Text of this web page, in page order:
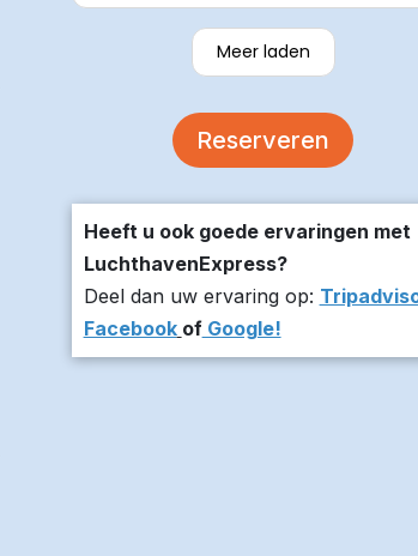
verzekerde om er op tijd te zijn en
stuurde z’n live locatie een paar
minuten voor aanvang bij ons thuis.
volgende keer zou ik weer hier
Meer laden
Reserveren
Heeft u ook goede ervaringen met
LuchthavenExpress?
Deel dan uw ervaring op:
Facebook ofGoogle!